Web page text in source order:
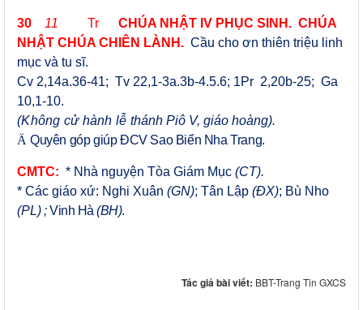
30 11 Tr CHÚA NHẬT IV PHỤC SINH. CHÚA
NHẬT CHÚA CHIÊN LÀNH. Cầu cho ơn thiên triệu linh
mục và tu sĩ.
Cv 2,14a.36-41; Tv 22,1-3a.3b-4.5.6; 1Pr 2,20b-25; Ga
10,1-10.
(Không cử hành lễ thánh Piô V, giáo hoàng).
Ä Quyên góp giúp ĐCV Sao Biển Nha Trang.
CMTC: * Nhà nguyện Tòa Giám Mục (CT).
* Các giáo xứ: Nghi Xuân (GN); Tân Lập (ĐX); Bù Nho
(PL) ;Vinh Hà(BH).
Tác giả bài viết: BBT-Trang Tin GXCS